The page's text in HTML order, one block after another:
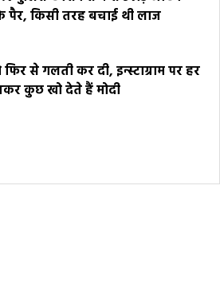
पैर, किसी तरह बचाई थी लाज
फिर से गलती कर दी, इन्स्टाग्राम पर हर
कुछ खो देते हैं मोदी